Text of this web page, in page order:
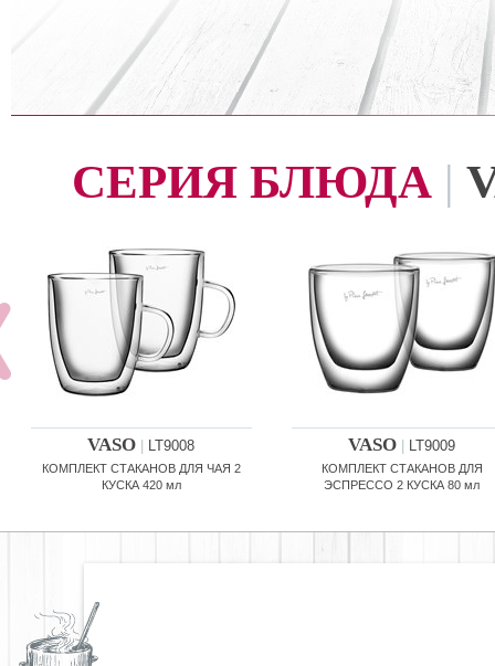
СЕРИЯ БЛЮДА |
VASO LT9008
КОМПЛЕКТ СТАКАНОВ ДЛЯ ЧАЯ 2
КУСКА 420 мл
VASO LT9009
КОМПЛЕКТ СТАКАНОВ ДЛЯ
ЭСПРЕССО 2 КУСКА 80 мл